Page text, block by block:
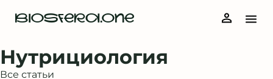
BIOSFERA.ONE
Нутрициология
Все статьи